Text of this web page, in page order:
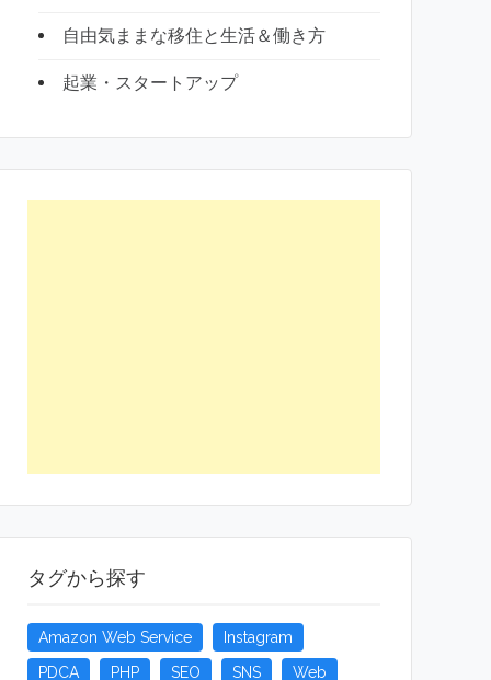
自由気ままな移住と生活＆働き方
起業・スタートアップ
タグから探す
Amazon Web Service
Instagram
PDCA
PHP SEO SNS Web